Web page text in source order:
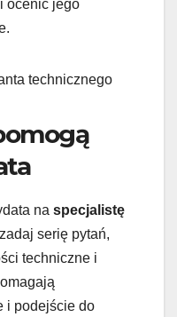
ocenić jego
na specjalistę
serię pytań,
techniczne i
i podejście do